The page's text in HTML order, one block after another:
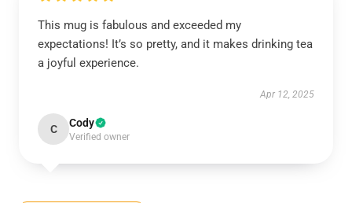
This mug is fabulous and exceeded my
expectations! It’s so pretty, and it makes drinking tea
a joyful experience.
Apr 12, 2025
C Cody
Verified owner